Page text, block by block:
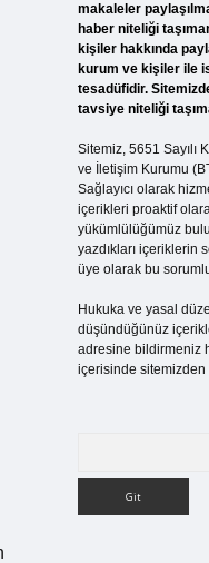
makaleler
haber niteliği
kişiler hakkında
kurum ve kişiler ile
tesadüfidir.
tavsiye niteliği
Sitemiz, 5651 Sayılı
ve İletişim Kurumu
Sağlayıcı olarak
içerikleri proaktif
yükümlülüğümüz
yazdıkları içeriklerin
üye olarak bu
Hukuka ve yasal
düşündüğünüz
adresine bildirmeniz
içerisinde sitemizden